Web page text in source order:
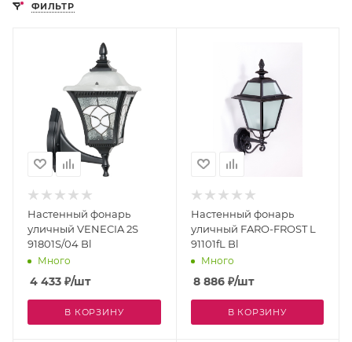
ФИЛЬТР
Настенный фонарь
уличный VENECIA 2S
91801S/04 Bl
Много
4 433 ₽/шт
В КОРЗИНУ
Настенный фонарь
уличный FARO-FROST L
91101fL Bl
Много
8 886₽/шт
В КОРЗИНУ